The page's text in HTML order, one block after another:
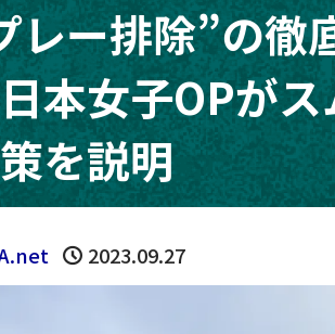
レー排除”の徹
女子OPがス
を説明
2023.09.27